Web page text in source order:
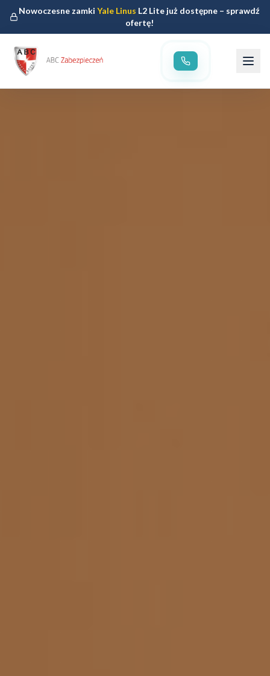
Nowoczesne zamkiYale Linus L2 Lite już dostępne – sprawdź
ofertę!